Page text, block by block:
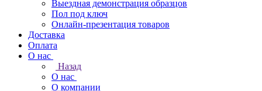
Выездная демонстрация образцов
Пол под ключ
Онлайн-презентация товаров
Доставка
Оплата
О нас
Назад
О нас
О компании